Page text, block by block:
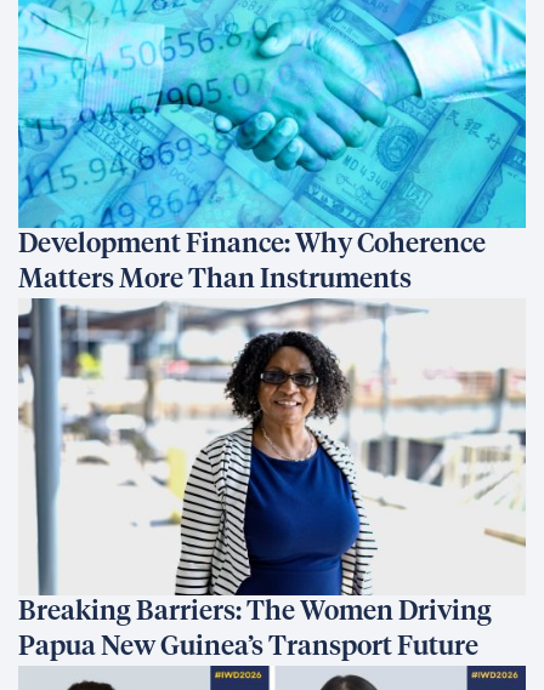
Development Finance: Why Coherence
Matters More Than Instruments
Breaking Barriers: The Women Driving
Papua New Guinea’s Transport Future